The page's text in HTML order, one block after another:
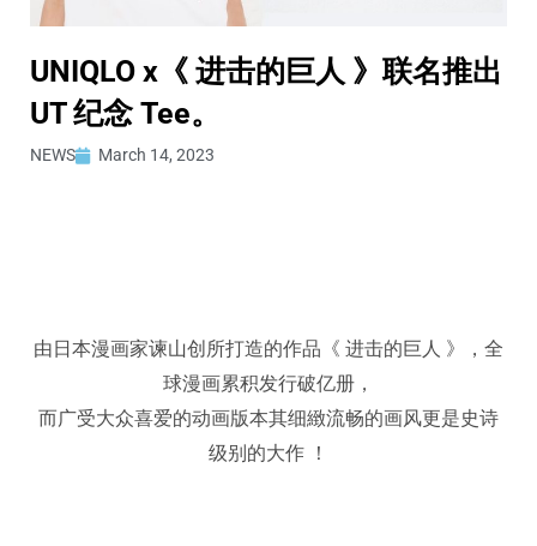
UNIQLO x《 进击的巨人 》联名推出
UT 纪念 Tee。
NEWS March 14, 2023
由日本漫画家谏山创所打造的作品《 进击的巨人 》，全
球漫画累积发行破亿册，
而广受大众喜爱的动画版本其细緻流畅的画风更是史诗
级别的大作 ！